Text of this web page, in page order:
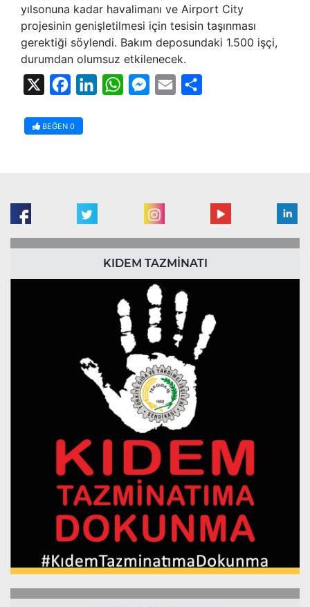
yılsonuna kadar havalimanı ve Airport City
projesinin genişletilmesi için tesisin taşınması
gerektiği söylendi. Bakım deposundaki 1.500 işçi,
durumdan olumsuz etkilenecek.
FacebookLinkedInWhatsAppMessenger
Email
BEĞEN 0
KIDEM TAZMİNATI